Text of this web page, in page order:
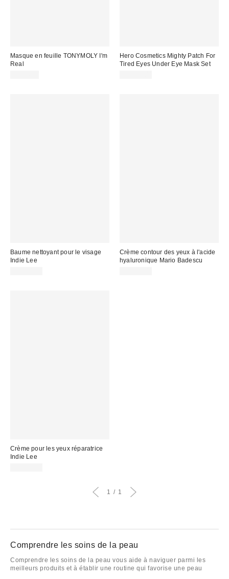
Masque en feuille TONYMOLY I'm
Real
Hero Cosmetics Mighty Patch For
Tired Eyes Under Eye Mask Set
Baume nettoyant pour le visage
Indie Lee
Crème contour des yeux à l'acide
hyaluronique Mario Badescu
Crème pour les yeux réparatrice
Indie Lee
1 1
Comprendre les soins de la peau
Comprendre les soins de la peau vous aide à naviguer parmi les
meilleurs produits et à établir une routine qui favorise une peau